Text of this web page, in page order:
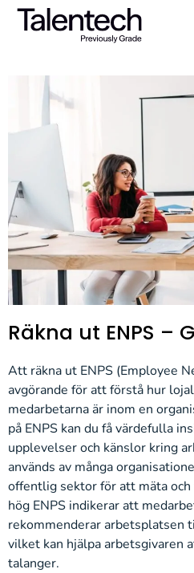
Räkna ut ENPS –
Att räkna ut ENPS (Employee
avgörande för att förstå hur
medarbetarna är inom en
på ENPS kan du få värdefulla
upplevelser och känslor kring
används av många
offentlig sektor för att mäta
hög ENPS indikerar att
rekommenderar arbetsplatsen
vilket kan hjälpa arbetsgivaren
talanger.